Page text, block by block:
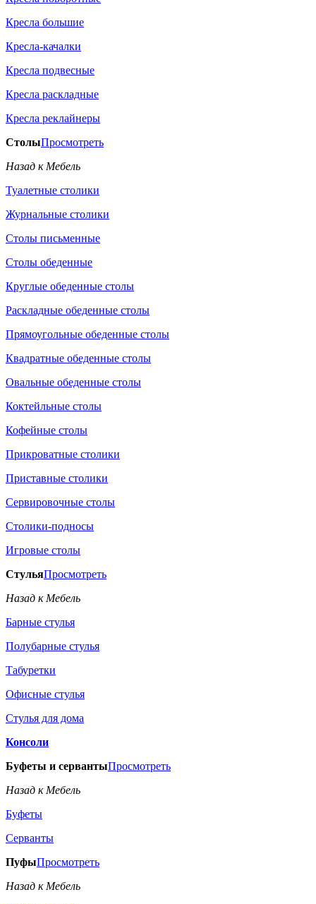
Кресла большие
Кресла-качалки
Кресла подвесные
Кресла раскладные
Кресла реклайнеры
СтолыПросмотреть
Назад к Мебель
Туалетные столики
Журнальные столики
Столы письменные
Столы обеденные
Круглые обеденные столы
Раскладные обеденные столы
Прямоугольные обеденные столы
Квадратные обеденные столы
Овальные обеденные столы
Коктейльные столы
Кофейные столы
Прикроватные столики
Приставные столики
Сервировочные столы
Столики-подносы
Игровые столы
СтульяПросмотреть
Назад к Мебель
Барные стулья
Полубарные стулья
Табуретки
Офисные стулья
Стулья для дома
Консоли
Буфеты и сервантыПросмотреть
Назад к Мебель
Буфеты
Серванты
ПуфыПросмотреть
Назад к Мебель